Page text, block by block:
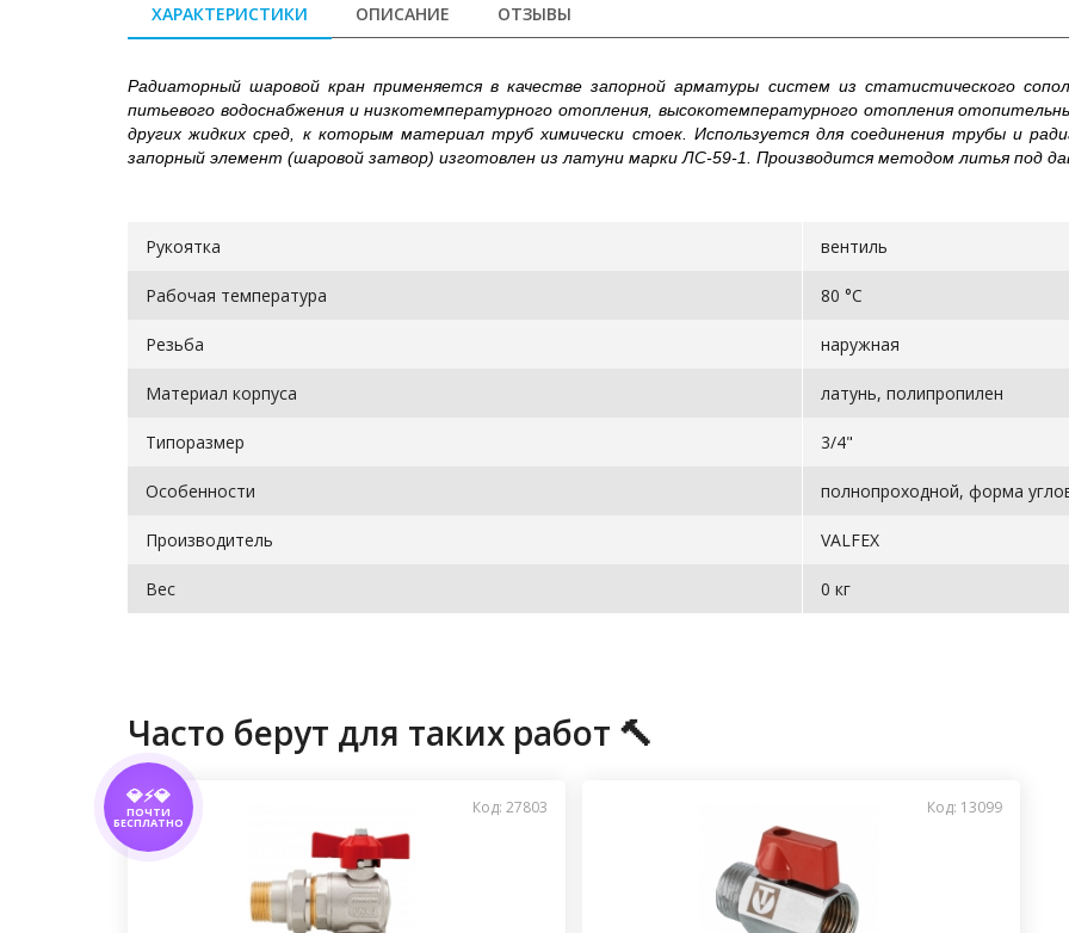
ХАРАКТЕРИСТИКИ ОПИСАНИЕ ОТЗЫВЫ
Радиаторный шаровой кран применяется в качестве запорной арматуры систем из статистического
питьевого водоснабжения и низкотемпературного отопления, высокотемпературного отопления
других жидких сред, к которым материал труб химически стоек. Используется для соединения трубы и
запорный элемент (шаровой затвор) изготовлен из латуни марки ЛС-59-1. Производится методом литья под
Рукоятка вентиль
Рабочая температура 80 °С
Резьба наружная
Материал корпуса латунь, полипропилен
Типоразмер 3/4"
Особенности полнопроходной, форма
Производитель VALFEX
Вес 0 кг
Часто берут для таких работ 🔨
💎⚡💎
ПОЧТИ
БЕСПЛАТНО
Код: 27803 Код: 13099